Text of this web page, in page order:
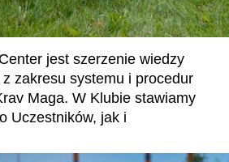
jest szerzenie wiedzy
zakresu systemu i procedur
Maga. W Klubie stawiamy
Uczestników, jak i